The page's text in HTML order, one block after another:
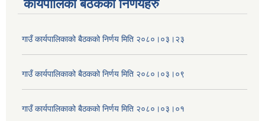
कार्यपालिका बैठकका निर्णयहरु
गाउँ कार्यपालिकाको बैठकको निर्णय मिति २०८०।०३।२३
गाउँ कार्यपालिकाको बैठकको निर्णय मिति २०८०।०३।०९
गाउँ कार्यपालिकाको बैठकको निर्णय मिति २०८०।०३।०१